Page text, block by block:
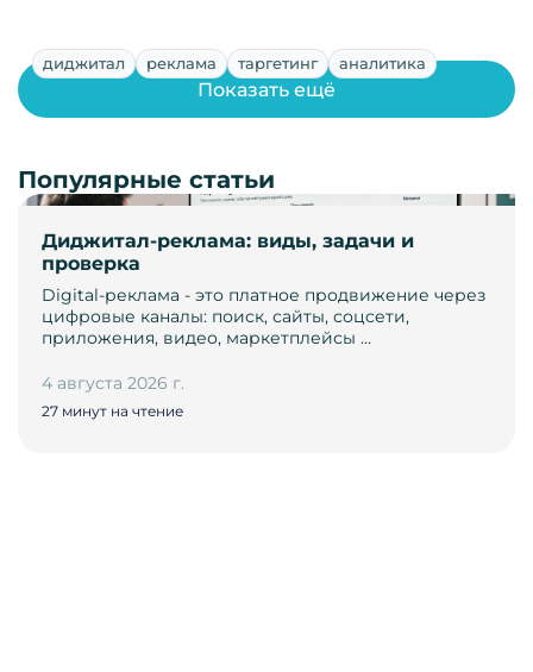
диджитал реклама таргетинг аналитика
Диджитал-реклама: виды, задачи и
проверка
Digital-реклама - это платное продвижение через
цифровые каналы: поиск, сайты, соцсети,
приложения, видео, маркетплейсы …
4 августа 2026 г.
27 минут на чтение
Показать ещё
Популярные статьи